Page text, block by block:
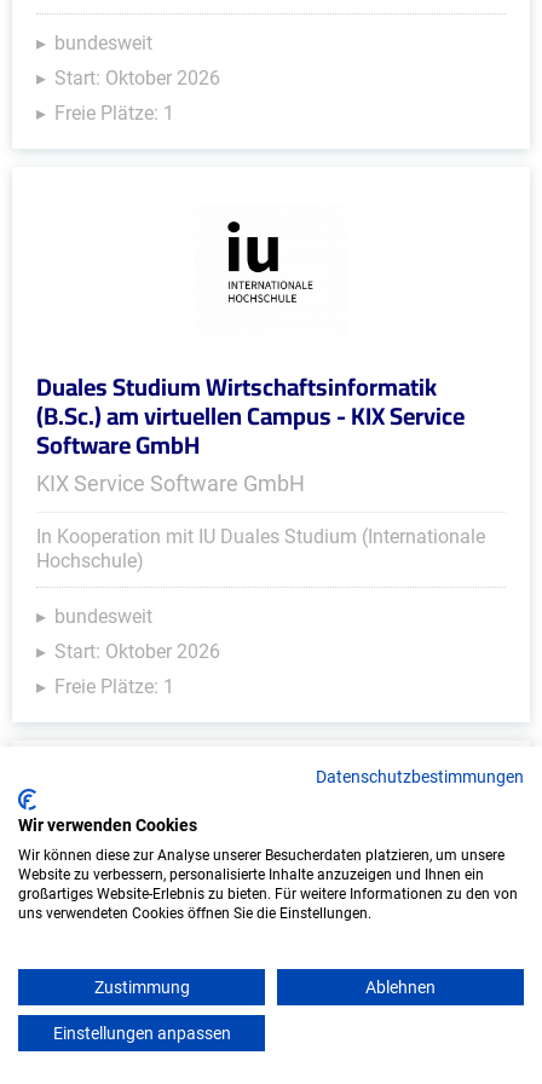
bundesweit
Start: Oktober 2026
Freie Plätze: 1
Duales Studium Wirtschaftsinformatik
(B.Sc.) am virtuellen Campus - KIX Service
Software GmbH
KIX Service Software GmbH
In Kooperation mit IU Duales Studium (Internationale
Hochschule)
bundesweit
Start: Oktober 2026
Freie Plätze: 1
Duales Studium Informatik (B.Sc.) am
virtuellen Campus - ASSMANN Electronic
GmbH
ASSMANN Electronic GmbH
Datenschutzbestimmungen
Wir verwenden Cookies
Wir können diese zur Analyse unserer Besucherdaten platzieren, um unsere
Website zu verbessern, personalisierte Inhalte anzuzeigen und Ihnen ein
großartiges Website-Erlebnis zu bieten. Für weitere Informationen zu den von
uns verwendeten Cookies öffnen Sie die Einstellungen.
Zustimmung Ablehnen
Einstellungen anpassen